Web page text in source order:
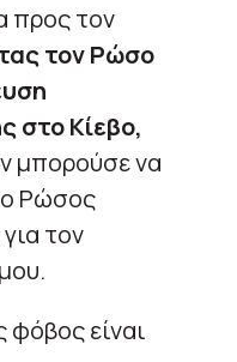
προς τον
τον Ρώσο
στο Κίεβο,
μπορούσε να
ο Ρώσος
τον
φόβος είναι